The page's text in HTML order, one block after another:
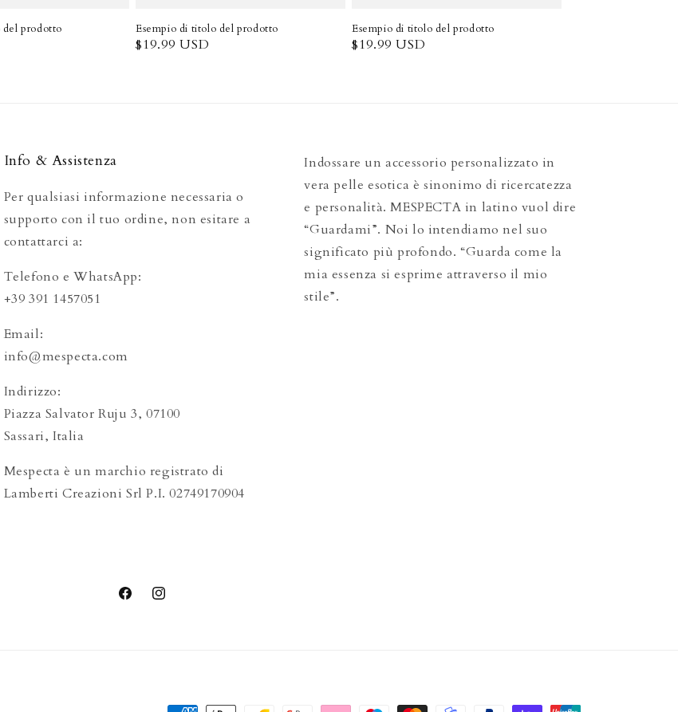
prodotto Esempio di titolo del prodotto
Prezzo
$19.99 USD
Esempio di titolo del prodotto
Prezzo
$19.99 USD
Info & Assistenza
Per qualsiasi informazione necessaria o
supporto con il tuo ordine, non esitare a
contattarci a:
Telefono e WhatsApp:
+39 391 1457051
Email:
info@mespecta.com
Indirizzo:
Piazza Salvator Ruju 3, 07100
Sassari, Italia
Mespecta è un marchio registrato di
Lamberti Creazioni Srl P.I. 02749170904
Indossare un accessorio personalizzato in
vera pelle esotica è sinonimo di ricercatezza
e personalità. MESPECTA in latino vuol dire
“Guardami”. Noi lo intendiamo nel suo
significato più profondo. “Guarda come la
mia essenza si esprime attraverso il mio
stile”.
FacebookInstagram